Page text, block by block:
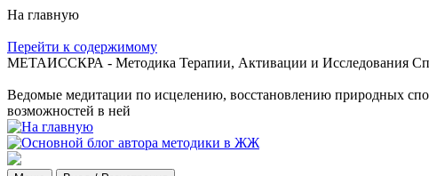
На главную
Перейти к содержимому
МЕТАИССКРА - Методика Терапии, Активации и Исследования
Ведомые медитации по исцелению, восстановлению природных
возможностей в ней